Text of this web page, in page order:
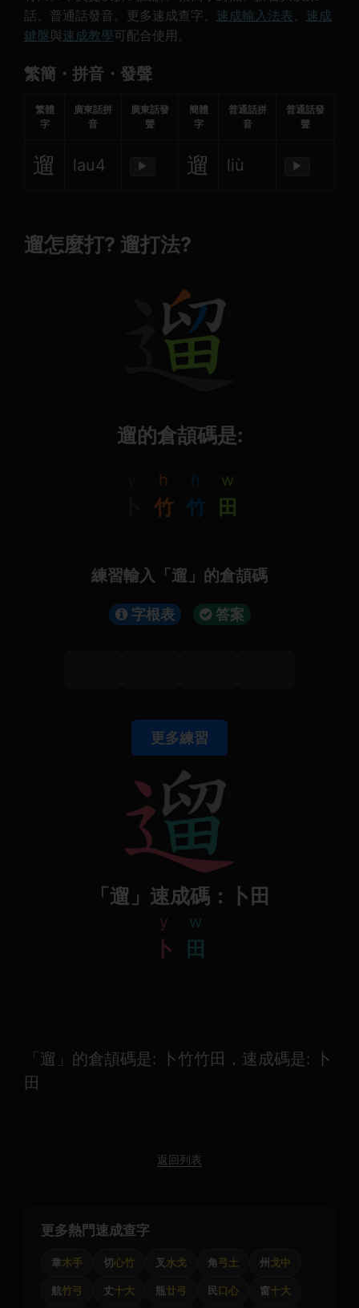
話、普通話發音。更多速成查字、 速成輸入法表、 速成
鍵盤與速成教學可配合使用。
繁簡・拼音・發聲
繁體
字
廣東話拼
音
廣東話發
聲
簡體
字
普通話拼
音
普通話發
聲
遛 lau4 ▶ 遛 liù ▶
遛怎麼打? 遛打法?
遛的倉頡碼是:
h
竹
h
竹
w
田
練習輸入「遛」的倉頡碼
字根表 答案
更多練習
「遛」速成碼：卜田
y
卜
w
田
「遛」的倉頡碼是: 卜竹竹田，速成碼是: 卜
田
返回列表
更多熱門速成查字
韋木手 切心竹 叉 水戈 角弓土 州 戈中
航竹弓 丈十大 瓶廿弓 民口心 窗十大